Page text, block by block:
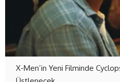
X-Men’in Yeni Filminde